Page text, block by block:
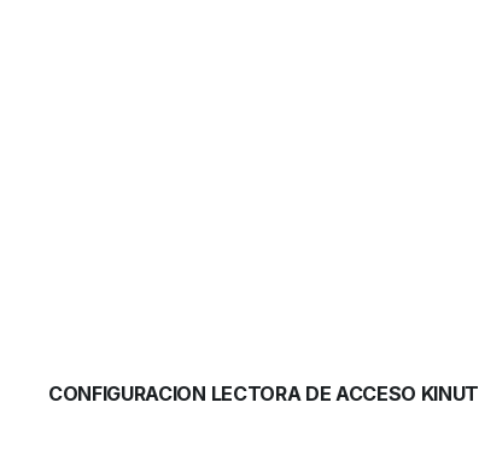
CONFIGURACION LECTORA DE ACCESO